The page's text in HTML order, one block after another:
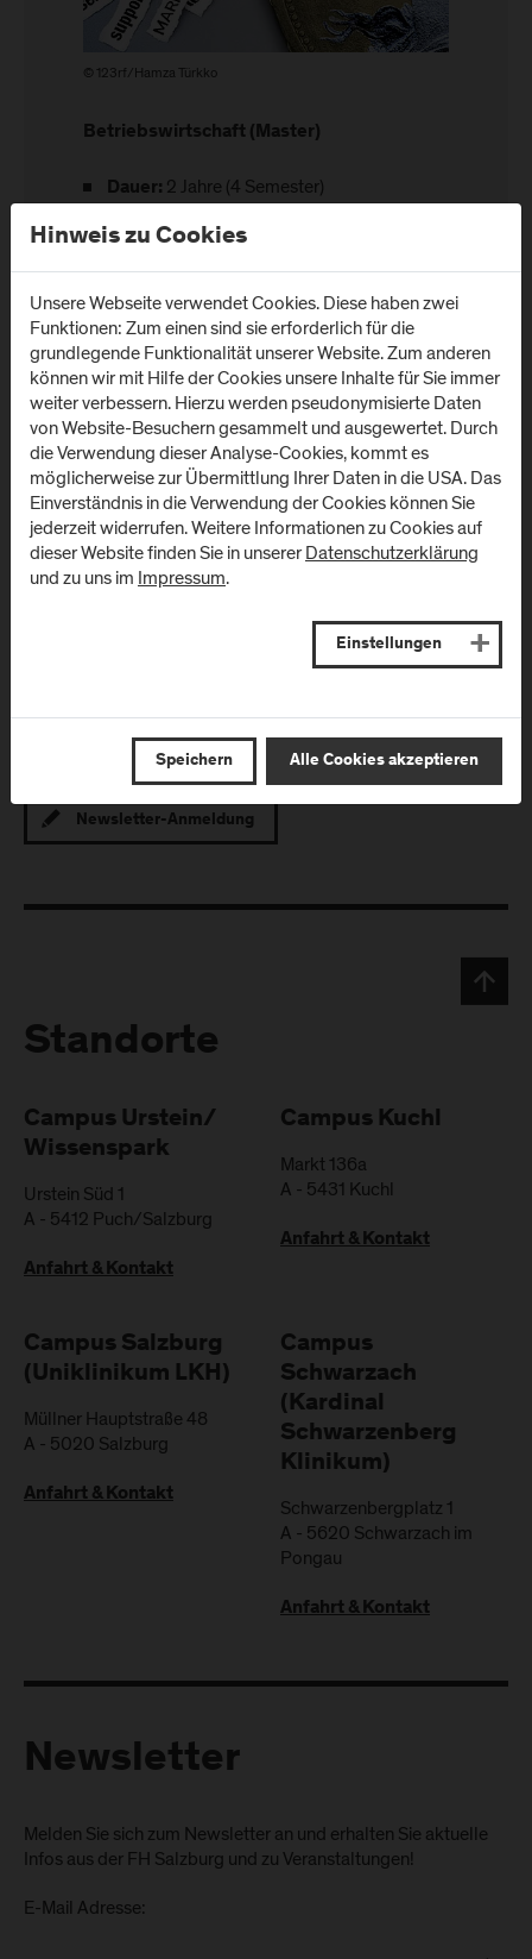
© 123rf/Hamza Türkko
Betriebswirtschaft (Master)
Dauer: 2 Jahre (4 Semester)
Abschluss:Master of Arts in Business (MA)
#karrierewege
In den Alumni Stories erfahren Sie, welchen beruflichen
Werdegang unsere Absolvent*innen nach dem FH-
Studium eingeschlagen haben.
Newsletter-Anmeldung
Standorte
Campus Urstein/
Wissenspark
Urstein Süd 1
A - 5412 Puch/Salzburg
Anfahrt & Kontakt
Campus Kuchl
Markt 136a
A - 5431 Kuchl
Anfahrt & Kontakt
Campus Salzburg
(Uniklinikum LKH)
Müllner Hauptstraße 48
A - 5020 Salzburg
Anfahrt & Kontakt
Campus
Schwarzach
(Kardinal
Schwarzenberg
Klinikum)
Schwarzenbergplatz 1
A - 5620 Schwarzach im
Pongau
Anfahrt & Kontakt
Newsletter
Melden Sie sich zum Newsletter an und erhalten Sie aktuelle
Infos aus der FH Salzburg und zu Veranstaltungen!
E-Mail Adresse:
Hinweis zu Cookies
Unsere Webseite verwendet Cookies. Diese haben zwei
Funktionen: Zum einen sind sie erforderlich für die
grundlegende Funktionalität unserer Website. Zum anderen
können wir mit Hilfe der Cookies unsere Inhalte für Sie immer
weiter verbessern. Hierzu werden pseudonymisierte Daten
von Website-Besuchern gesammelt und ausgewertet. Durch
die Verwendung dieser Analyse-Cookies, kommt es
möglicherweise zur Übermittlung Ihrer Daten in die USA. Das
Einverständnis in die Verwendung der Cookies können Sie
jederzeit widerrufen. Weitere Informationen zu Cookies auf
dieser Website finden Sie in unsererDatenschutzerklärung
und zu uns im Impressum.
Einstellungen
Speichern Alle Cookies akzeptieren